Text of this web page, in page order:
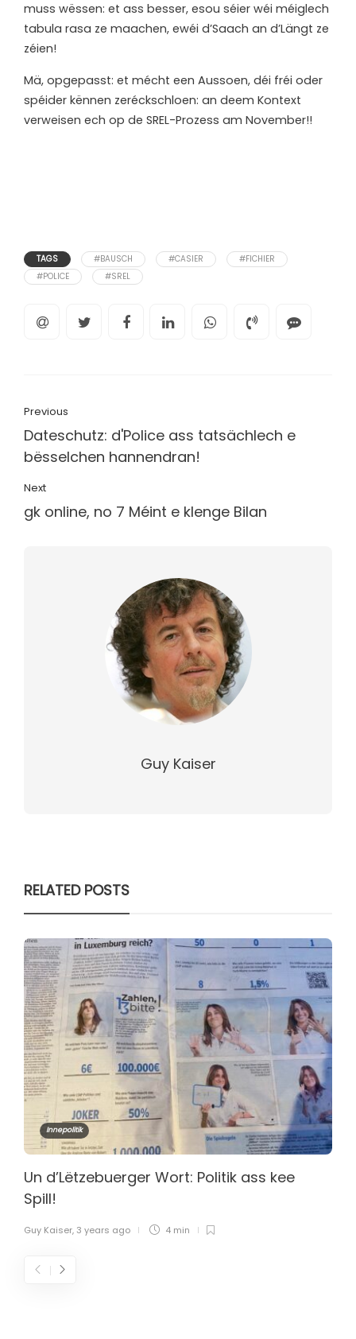
muss wëssen: et ass besser, esou séier wéi méiglech
tabula rasa ze maachen, ewéi d’Saach an d’Längt ze
zéien!
Mä, opgepasst: et mécht een Aussoen, déi fréi oder
spéider kënnen zeréckschloen: an deem Kontext
verweisen ech op de SREL-Prozess am November!!
TAGS #BAUSCH #CASIER
#FICHIER
#POLICE
#SREL
Previous
Dateschutz: d'Police ass tatsächlech e
bësselchen hannendran!
Next
gk online, no 7 Méint e klenge Bilan
Guy Kaiser
RELATED POSTS
Innepolitik
Un d’Lëtzebuerger Wort: Politik ass kee
Spill!
Guy Kaiser, 3 years ago 4 min